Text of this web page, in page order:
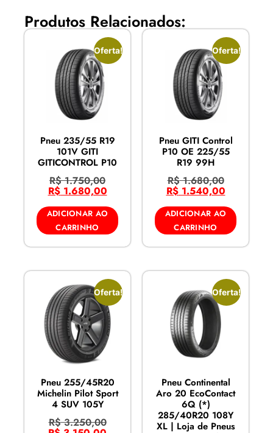
Produtos Relacionados:
Oferta!
Pneu 235/55 R19
101V GITI
GITICONTROL P10
R$1.750,00
R$1.680,00
ADICIONAR AO
CARRINHO
Oferta!
Pneu GITI Control
P10 OE 225/55
R19 99H
R$1.680,00
R$1.540,00
ADICIONAR AO
CARRINHO
Oferta!
Pneu 255/45R20
Michelin Pilot Sport
4 SUV 105Y
R$3.250,00
Oferta!
Pneu Continental
Aro 20 EcoContact
6Q (*)
285/40R20 108Y
XL | Loja de Pneus